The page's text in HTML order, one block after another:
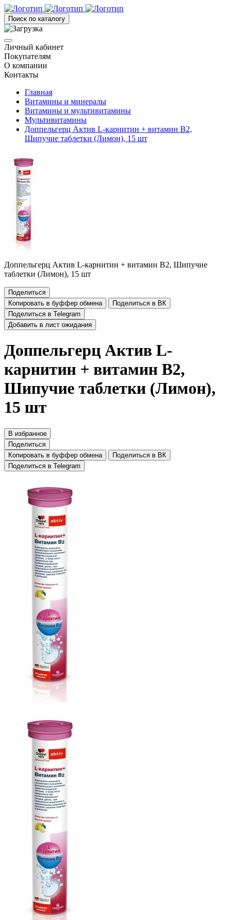
Поиск по каталогу
Личный кабинет
Покупателям
О компании
Контакты
Главная
Витамины и минералы
Витамины и мультивитамины
Мультивитамины
Доппельгерц Актив L-карнитин + витамин B2,
Шипучие таблетки (Лимон), 15 шт
Доппельгерц Актив L-карнитин + витамин B2, Шипучие
таблетки (Лимон), 15 шт
Поделиться
Копировать в буффер обмена
Поделиться в ВК
Поделиться в Telegram
Добавить в лист ожидания
Доппельгерц Актив L-
карнитин + витамин B2,
Шипучие таблетки (Лимон),
15 шт
В избранное
Поделиться
Копировать в буффер обмена
Поделиться в ВК
Поделиться в Telegram